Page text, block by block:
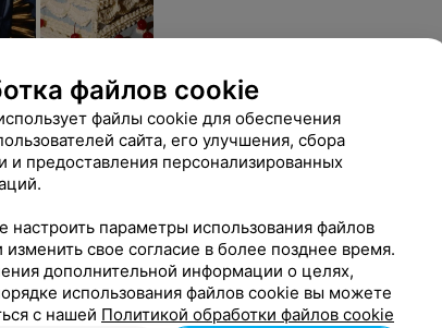
зарядит мотивацией и отправит приседать на одной ноге. Еще
файлов cookie
файлы cookie для обеспечения
сайта, его улучшения, сбора
и предоставления персонализированных
настроить параметры использования файлов
свое согласие в более позднее время.
дополнительной информации о целях,
использования файлов cookie вы можете
с нашей Политикой обработки файлов cookie